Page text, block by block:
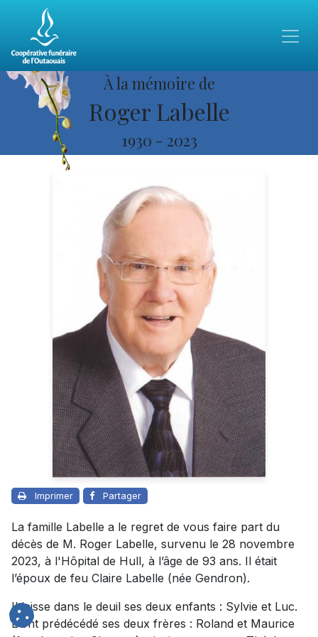
À la mémoire de
Roger Labelle
1930 - 2023
Imprimer Partager
La famille Labelle a le regret de vous faire part du
décès de M. Roger Labelle, survenu le 28 novembre
2023, à l'Hôpital de Hull, à l’âge de 93 ans. Il était
l’époux de feu Claire Labelle (née Gendron).
Il laisse dans le deuil ses deux enfants : Sylvie et Luc.
L'ont prédécédé ses deux frères : Roland et Maurice